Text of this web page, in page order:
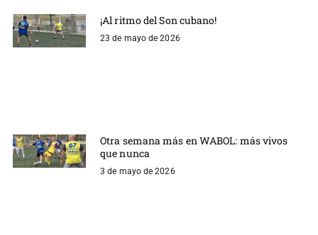
¡Al ritmo del Son cubano!
23 de mayo de 2026
Otra semana más en WABOL: más vivos
que nunca
3 de mayo de 2026